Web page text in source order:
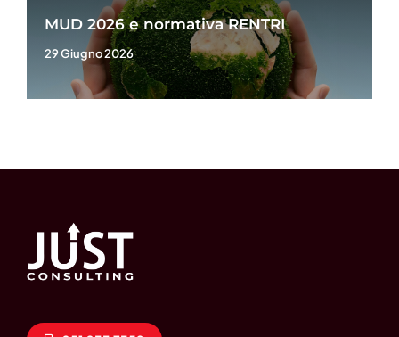
MUD 2026 e normativa RENTRI
29 Giugno 2026